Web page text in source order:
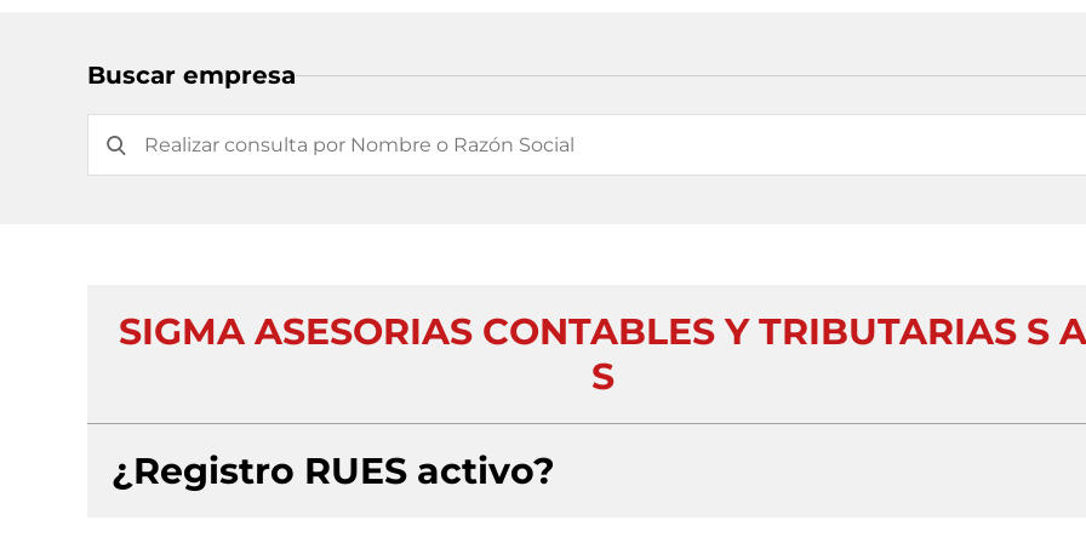
Buscar empresa
SIGMA ASESORIAS CONTABLES Y TRIBUTARIAS S A
S
¿Registro RUES activo?